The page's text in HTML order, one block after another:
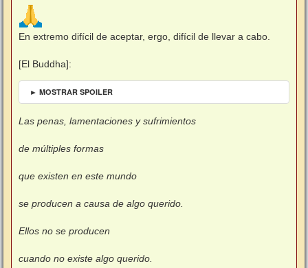
En extremo difícil de aceptar, ergo, difícil de llevar a cabo.
[El Buddha]:
► MOSTRAR SPOILER
Las penas, lamentaciones y sufrimientos
de múltiples formas
que existen en este mundo
se producen a causa de algo querido.
Ellos no se producen
cuando no existe algo querido.